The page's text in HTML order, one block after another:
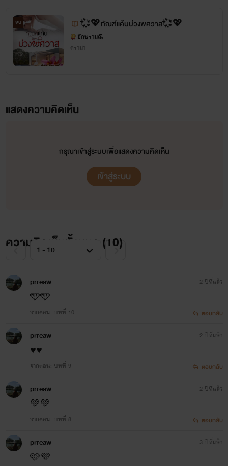
และ กรัชเพชร นะคะ
จบ 💞💖ทัณฑ์แค้นบ่วงพิศวาส💞💖
อักษรามณี
ดราม่า
แสดงความคิดเห็น
กรุณาเข้าสู่ระบบเพื่อแสดงความคิดเห็น
เข้าสู่ระบบ
ความคิดเห็นทั้งหมด (10)
prreaw
🩵🩵
จากตอน: บทที่ 10
2 ปีที่แล้ว
ตอบกลับ
prreaw
♥️♥️
จากตอน: บทที่ 9
2 ปีที่แล้ว
ตอบกลับ
prreaw
💚💚
จากตอน: บทที่ 8
2 ปีที่แล้ว
ตอบกลับ
prreaw
🩷💜
3 ปีที่แล้ว